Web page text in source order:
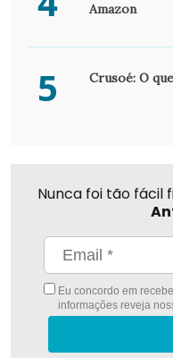
Amazon
5 Crusoé: O
Nunca foi tão fácil
Eu concordo em
informações reveja